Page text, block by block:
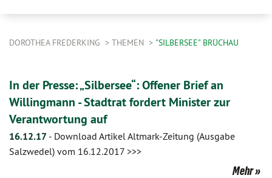
DOROTHEA FREDERKING THEMEN "SILBERSEE" BRÜCHAU
In der Presse: „Silbersee“: Offener Brief an
Willingmann - Stadtrat fordert Minister zur
Verantwortung auf
16.12.17 - Download Artikel Altmark-Zeitung (Ausgabe
Salzwedel) vom 16.12.2017 >>>
Mehr